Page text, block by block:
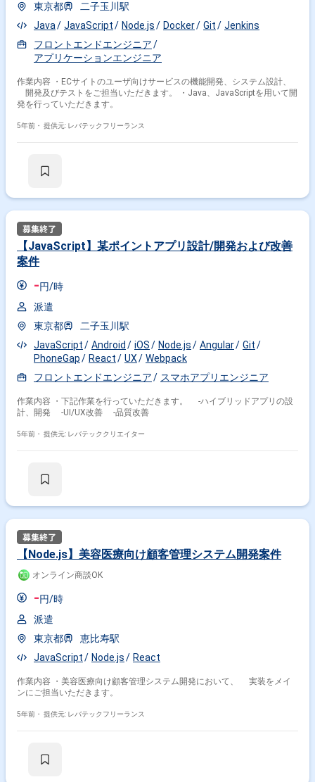
東京都
二子玉川駅
Java
JavaScript Node.js Docker Git
Jenkins
フロントエンドエンジニア
アプリケーションエンジニア
作業内容 ・ECサイトのユーザ向けサービスの機能開発、システム設計、
開発及びテストをご担当いただきます。 ・Java、JavaScriptを用いて開
発を行っていただきます。
5年前・ 提供元: レバテックフリーランス
【JavaScript】某ポイントアプリ設計/開発および改善
案件
-円/時
派遣
東京都
二子玉川駅
JavaScript
Android iOS Node.js Angular
Git
PhoneGap
React UX
Webpack
フロントエンドエンジニア
スマホアプリエンジニア
作業内容 ・下記作業を行っていただきます。 -ハイブリッドアプリの設
計、開発 -UI/UX改善 -品質改善
5年前・ 提供元: レバテッククリエイター
【Node.js】美容医療向け顧客管理システム開発案件
オンライン商談OK
-円/時
派遣
東京都
恵比寿駅
JavaScript
Node.js React
作業内容 ・美容医療向け顧客管理システム開発において、 実装をメイ
ンにご担当いただきます。
5年前・ 提供元: レバテックフリーランス